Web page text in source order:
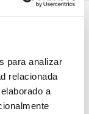
para analizar
relacionada
a